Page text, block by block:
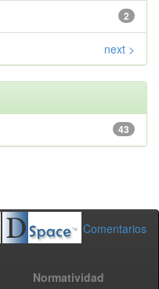
2
next >
43
Comentarios
Normatividad